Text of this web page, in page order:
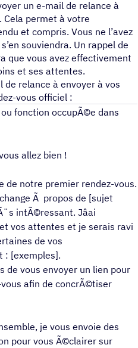
un e-mail de relance à
permet à votre
et compris. Vous ne l’avez
souviendra. Un rappel de
que vous avez effectivement
et ses attentes.
de relance à envoyer à vos
vous officiel :
fonction occupÃ©e dans
allez bien !
de notre premier rendez-vous.
Ã propos de [sujet
intÃ©ressant. Jâai
vos attentes et je serais ravi
de vos
: [exemples].
de vous envoyer un lien pour
afin de concrÃ©tiser
je vous envoie des
pour vous Ã©clairer sur